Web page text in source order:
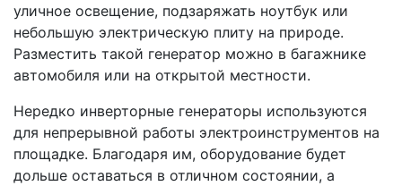
уличное освещение, подзаряжать ноутбук или
небольшую электрическую плиту на природе.
Разместить такой генератор можно в багажнике
автомобиля или на открытой местности.
Нередко инверторные генераторы используются
для непрерывной работы электроинструментов на
площадке. Благодаря им, оборудование будет
дольше оставаться в отличном состоянии, а